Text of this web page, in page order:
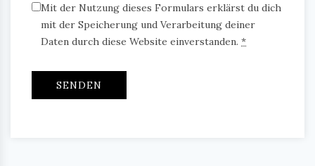
Mit der Nutzung dieses Formulars erklärst du dich
mit der Speicherung und Verarbeitung deiner
Daten durch diese Website einverstanden. *